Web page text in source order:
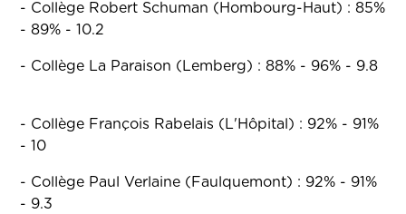
- Collège Robert Schuman (Hombourg-Haut) : 85%
- 89% - 10.2
- Collège La Paraison (Lemberg) : 88% - 96% - 9.8
- Collège François Rabelais (L'Hôpital) : 92% - 91%
- 10
- Collège Paul Verlaine (Faulquemont) : 92% - 91%
- 9.3